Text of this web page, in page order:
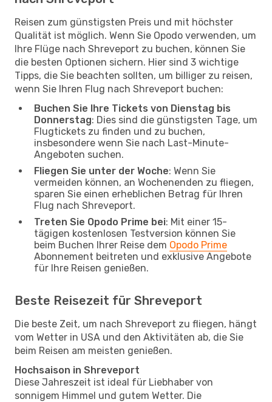
Reisen zum günstigsten Preis und mit höchster
Qualität ist möglich. Wenn Sie Opodo verwenden, um
Ihre Flüge nach Shreveport zu buchen, können Sie
die besten Optionen sichern. Hier sind 3 wichtige
Tipps, die Sie beachten sollten, um billiger zu reisen,
wenn Sie Ihren Flug nach Shreveport buchen:
Buchen Sie Ihre Tickets von Dienstag bis
Donnerstag: Dies sind die günstigsten Tage, um
Flugtickets zu finden und zu buchen,
insbesondere wenn Sie nach Last-Minute-
Angeboten suchen.
Fliegen Sie unter der Woche: Wenn Sie
vermeiden können, an Wochenenden zu fliegen,
sparen Sie einen erheblichen Betrag für Ihren
Flug nach Shreveport.
Treten Sie Opodo Prime bei: Mit einer 15-
tägigen kostenlosen Testversion können Sie
beim Buchen Ihrer Reise dem Opodo Prime
Abonnement beitreten und exklusive Angebote
für Ihre Reisen genießen.
Beste Reisezeit für Shreveport
Die beste Zeit, um nach Shreveport zu fliegen, hängt
vom Wetter in USA und den Aktivitäten ab, die Sie
beim Reisen am meisten genießen.
Hochsaison in Shreveport
Diese Jahreszeit ist ideal für Liebhaber von
sonnigem Himmel und gutem Wetter. Die